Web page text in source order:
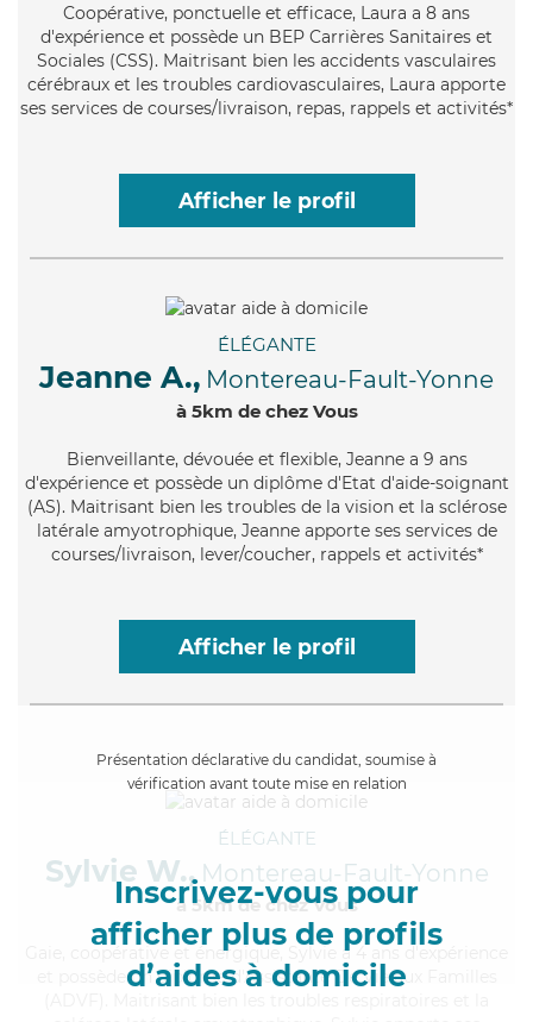
Coopérative, ponctuelle et efficace, Laura a 8 ans
d'expérience et possède un BEP Carrières Sanitaires et
Sociales (CSS). Maitrisant bien les accidents vasculaires
cérébraux et les troubles cardiovasculaires, Laura apporte
ses services de courses/livraison, repas, rappels et activités*
Afficher le profil
ÉLÉGANTE
Jeanne A., Montereau-Fault-Yonne
à 5km de chez Vous
Bienveillante, dévouée et flexible, Jeanne a 9 ans
d'expérience et possède un diplôme d'Etat d'aide-soignant
(AS). Maitrisant bien les troubles de la vision et la sclérose
latérale amyotrophique, Jeanne apporte ses services de
courses/livraison, lever/coucher, rappels et activités*
Afficher le profil
Présentation déclarative du candidat, soumise à
vérification avant toute mise en relation
Inscrivez-vous pour
afficher plus de profils
d’aides à domicile
ÉLÉGANTE
Sylvie W., Montereau-Fault-Yonne
à 5km de chez Vous
, coopérative et énergique, Sylvie a 4 ans d'expérience
et possède un diplôme d'Assistante De Vie aux Familles